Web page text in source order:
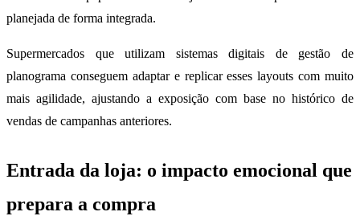
planejada de forma integrada.
Supermercados que utilizam sistemas digitais de gestão de
planograma conseguem adaptar e replicar esses layouts com muito
mais agilidade, ajustando a exposição com base no histórico de
vendas de campanhas anteriores.
Entrada da loja: o impacto emocional que
prepara a compra